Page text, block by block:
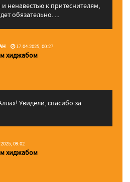
ненавестью к притеснителям,
обязательно. ...
17.04.2025, 00:27
хиджабом
Увидели, спасибо за
09:02
хиджабом